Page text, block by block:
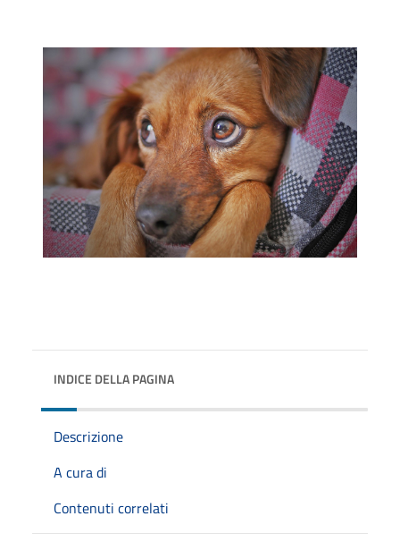
INDICE DELLA PAGINA
Descrizione
A cura di
Contenuti correlati